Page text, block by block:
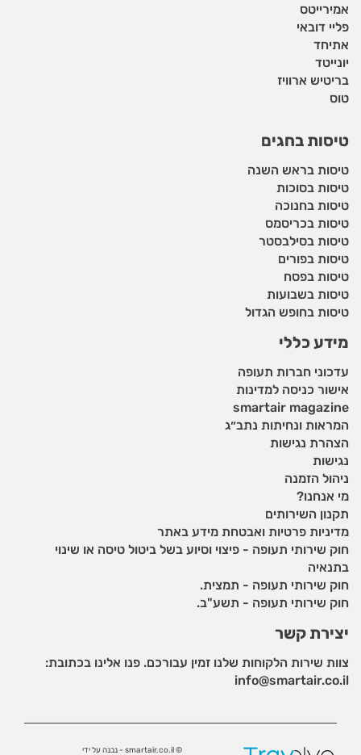
אמירייטס
פליי דובאי
אתיחד
יונייטד
בריטיש ארוויז
טוס
טיסות בחגים
טיסות בראש השנה
טיסות בסוכות
טיסות בחנוכה
טיסות בכריסמס
טיסות בסילבסטר
טיסות בפורים
טיסות בפסח
טיסות בשבועות
טיסות בחופש הגדול
מידע כללי
עדכוני חברות תעופה
אישור כניסה למדינות
smartair magazine
המראות ונחיתות נתב״ג
הצהרת נגישות
נגישות
ניהול הזמנה
מי אנחנו?
תקנון השירותים
מדיניות פרטיות ואבטחת מידע באתר
חוק שירותי תעופה - פיצוי וסיוע בשל ביטול טיסה או שינוי
בתנאיה
חוק שירותי תעופה - תמצית.
חוק שירותי תעופה - תשע"ב.
יצירת קשר
צוות שירות הלקוחות שלנו זמין עבורכם. פנו אלינו בכתובת:
info@smartair.co.il
© smartair.co.il - נבנה על ידי